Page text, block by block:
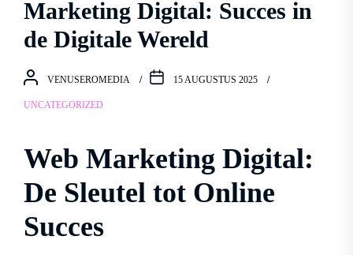
Marketing Digital: Succes in
de Digitale Wereld
VENUSEROMEDIA 15 AUGUSTUS 2025
UNCATEGORIZED
Web Marketing Digital:
De Sleutel tot Online
Succes